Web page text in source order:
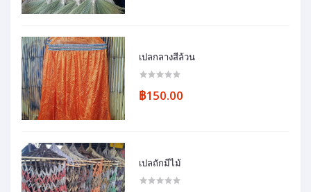
เปลกลางสีล้วน
฿150.00
เปลถักมีไม้